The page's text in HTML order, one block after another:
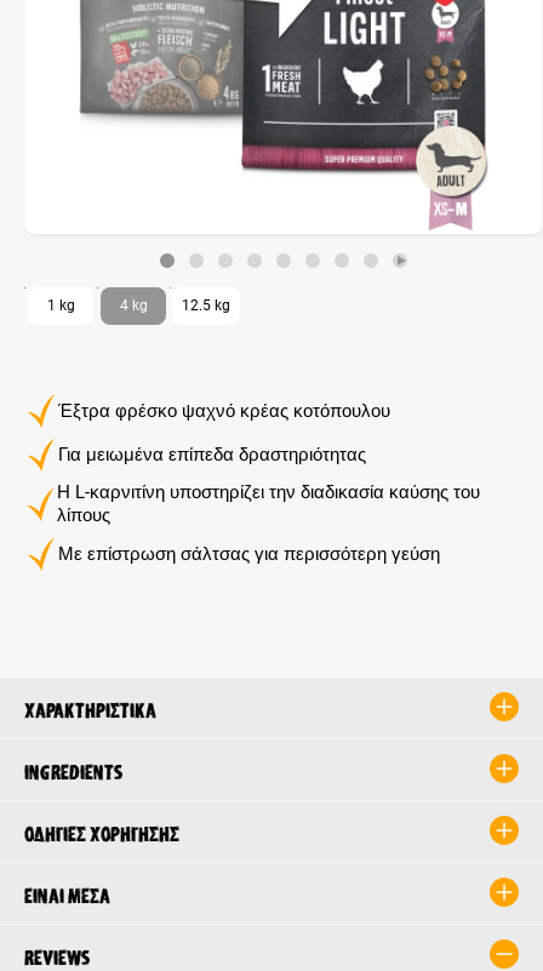
Έξτρα φρέσκο ψαχνό κρέας κοτόπουλου
Για μειωμένα επίπεδα δραστηριότητας
Η L-καρνιτίνη υποστηρίζει την διαδικασία καύσης του
λίπους
Με επίστρωση σάλτσας για περισσότερη γεύση
1 kg 4 kg 12.5 kg
Χαρακτηριστικά
Ingredients
Οδηγίες χορήγησης
Είναι μέσα
Reviews